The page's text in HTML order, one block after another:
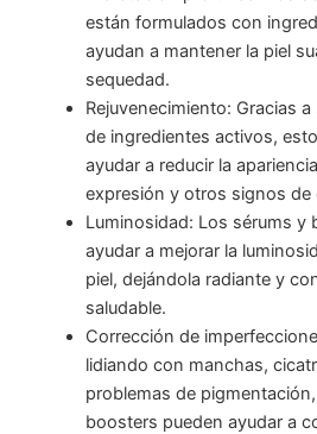
están formulados con
ayudan a mantener la piel
sequedad.
Rejuvenecimiento: Gracias
de ingredientes activos,
ayudar a reducir la
expresión y otros signos de
Luminosidad: Los sérums y
ayudar a mejorar la
piel, dejándola radiante y
saludable.
Corrección de
lidiando con manchas,
problemas de
boosters pueden ayudar a